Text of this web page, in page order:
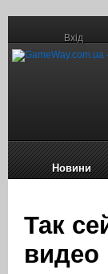
Вхід
Новини
Так
видео